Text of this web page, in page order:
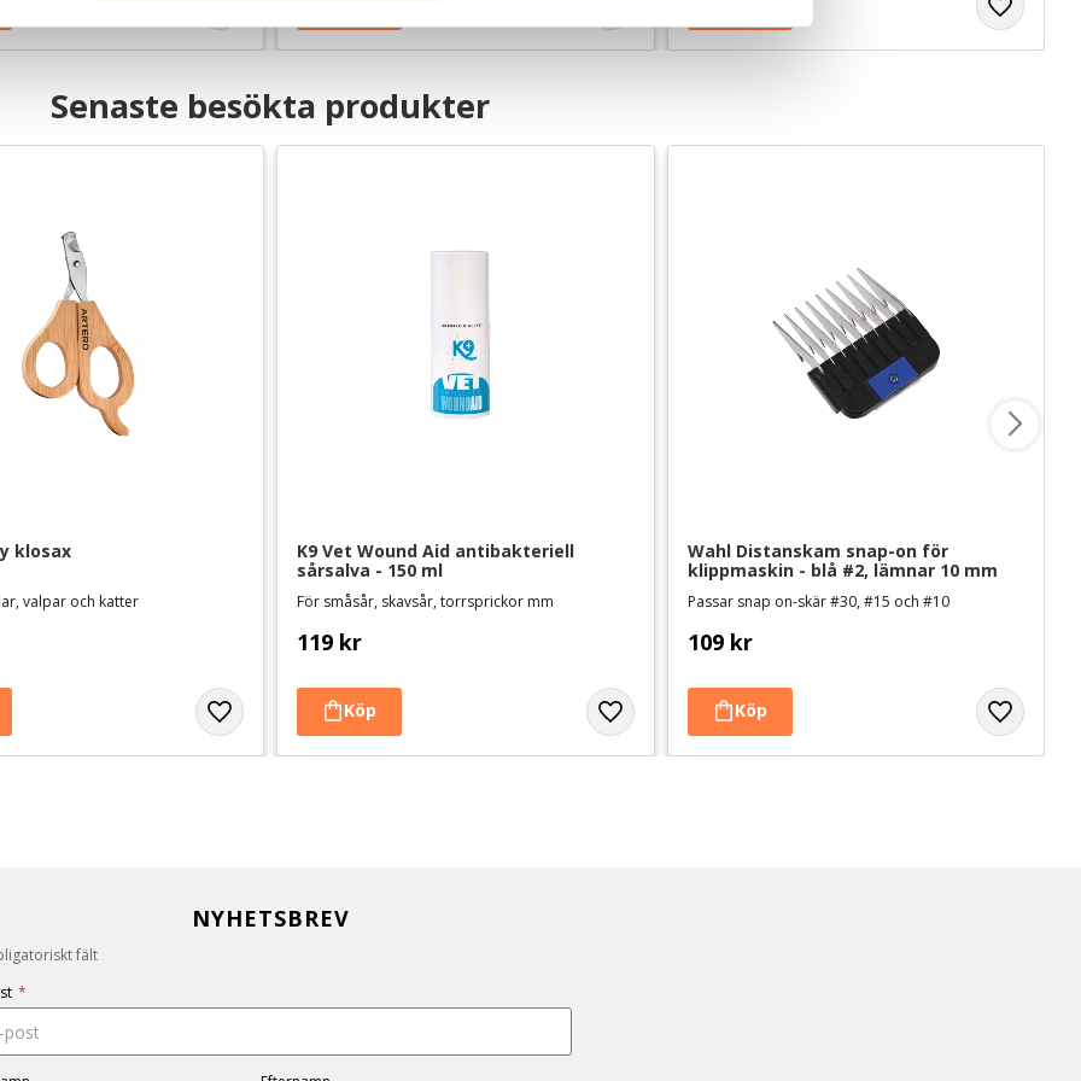
Senaste besökta produkter
klosax
valpar och katter
K9 Vet Wound Aid antibakteriell
sårsalva - 150 ml
För småsår, skavsår, torrsprickor mm
119 kr
Wahl Distanskam snap-on för
klippmaskin - blå #2, lämnar 10 mm
Passar snap on-skär #30, #15 och #10
109 kr
NYHETSBREV
fält
*